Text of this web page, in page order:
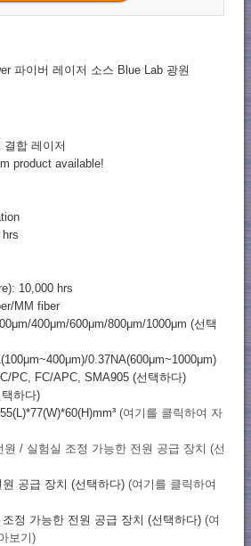
파이버 레이저 소스 Blue Lab 광원
합 레이저
product available!
10,000 hrs
MM fiber
400μm/600μm/800μm/1000μm (선택
0.37NA(600μm~1000μm)
PC, FC/APC, SMA905 (선택하다)
하다)
(여기를 클릭하여 자
원 / 실험실 조정 가능한 전원 공급 장치 (선
공급 장치 (선택하다) (여기를 클릭하여
정 가능한 전원 공급 장치 (선택하다) (여
보기)